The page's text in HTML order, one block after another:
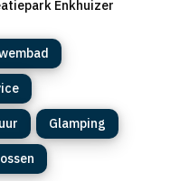
Enkhuizer
Glamping